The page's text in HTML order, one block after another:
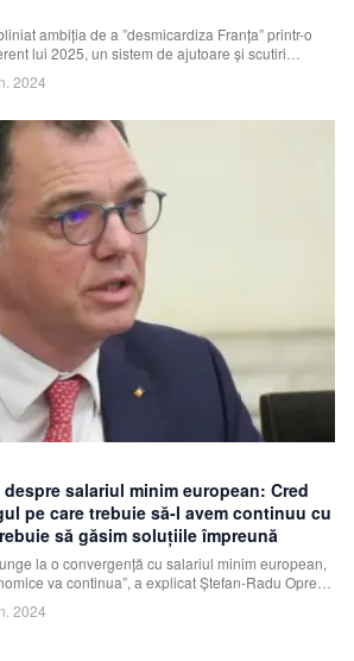
ambiţia de a ”desmicardiza Franţa” printr-o
lui 2025, un sistem de ajutoare şi scutiri
2024
salariul minim european: Cred
pe care trebuie să-l avem continuu cu
să găsim soluţiile împreună
la o convergenţă cu salariul minim european,
va continua”, a explicat Ştefan-Radu Oprea,
2024